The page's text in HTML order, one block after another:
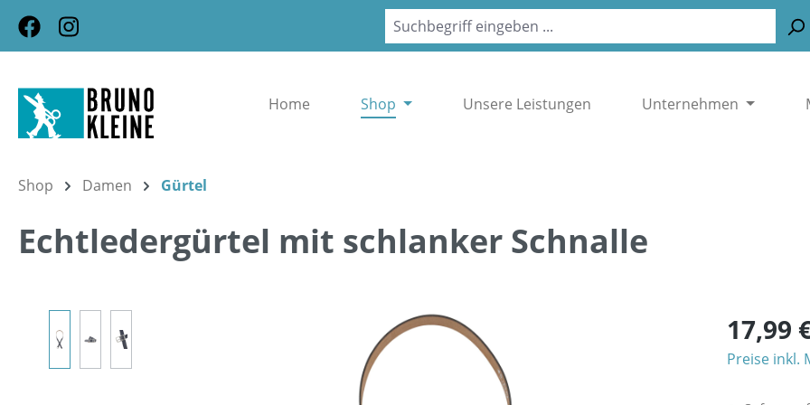
Hauptinhalt springen
Zur Suche springen
Zur Hauptnavigation springen
Home Shop Unsere Leistungen Unternehmen
Shop Damen Gürtel
Echtledergürtel mit schlanker Schnalle
17,99
Preise inkl.